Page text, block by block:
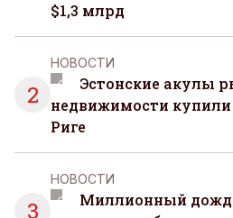
$1,3 млрд
2
НОВОСТИ
Эстонские акулы
недвижимости
Риге
3
НОВОСТИ
Миллионный